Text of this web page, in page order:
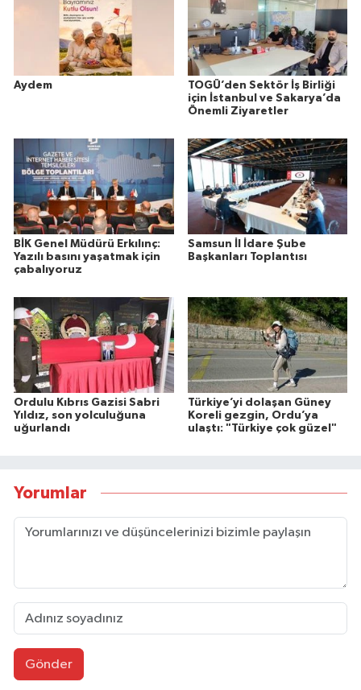
Aydem
TOGÜ’den Sektör İş Birliği
için İstanbul ve Sakarya’da
Önemli Ziyaretler
BİK Genel Müdürü Erkılınç:
Yazılı basını yaşatmak için
çabalıyoruz
Samsun İl İdare Şube
Başkanları Toplantısı
Ordulu Kıbrıs Gazisi Sabri
Yıldız, son yolculuğuna
uğurlandı
Türkiye’yi dolaşan Güney
Koreli gezgin, Ordu’ya
ulaştı: "Türkiye çok güzel"
Yorumlar
Gönder